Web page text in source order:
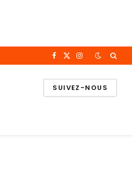
Facebook
X
Instagram
SUIVEZ-NOUS